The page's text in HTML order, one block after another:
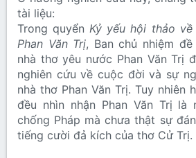
tài liệu:
Trong quyểnKỷ yếu hội thảo
Phan Văn Trị, Ban chủ nhiệm
nhà thơ yêu nước Phan Văn Trị
nghiên cứu về cuộc đời và sự
nhà thơ Phan Văn Trị. Tuy nhiên
đều nhìn nhận Phan Văn Trị là
chống Pháp mà chưa thật sự
tiếng cười đả kích của thơ Cử Trị.